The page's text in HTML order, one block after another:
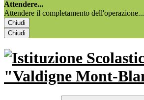
Attendere...
Attendere il completamento dell'operazione...
Chiudi
Chiudi